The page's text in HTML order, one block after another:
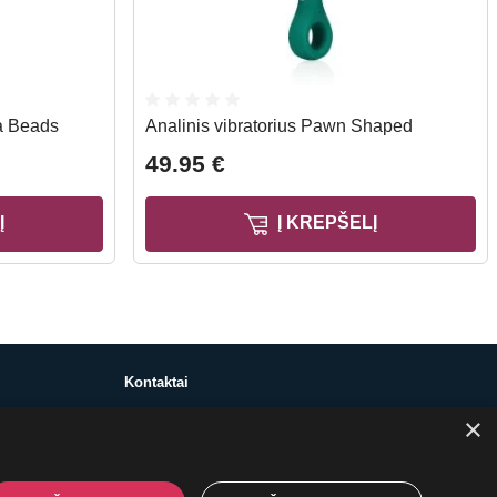
Beads Analinis vibratorius Pawn Shaped
49.95 €
Į KREPŠELĮ
Kontaktai
×